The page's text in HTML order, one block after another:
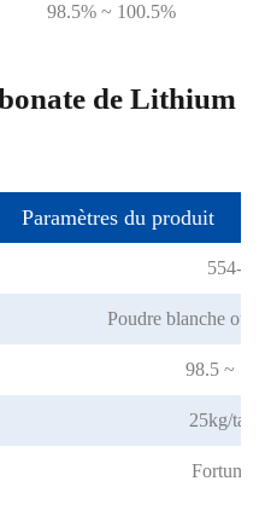
98.5% ~ 100.5%
de Lithium
Paramètres du produit
554-
Poudre blanche ou
98.5 ~
25kg/